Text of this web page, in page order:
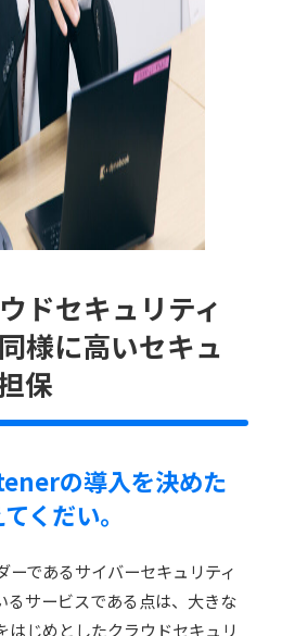
ドセキュリティ
様に高いセキュ
保
の導入を決めた
くだい。
ーであるサイバーセキュリティ
るサービスである点は、大きな
はじめとしたクラウドセキュリ